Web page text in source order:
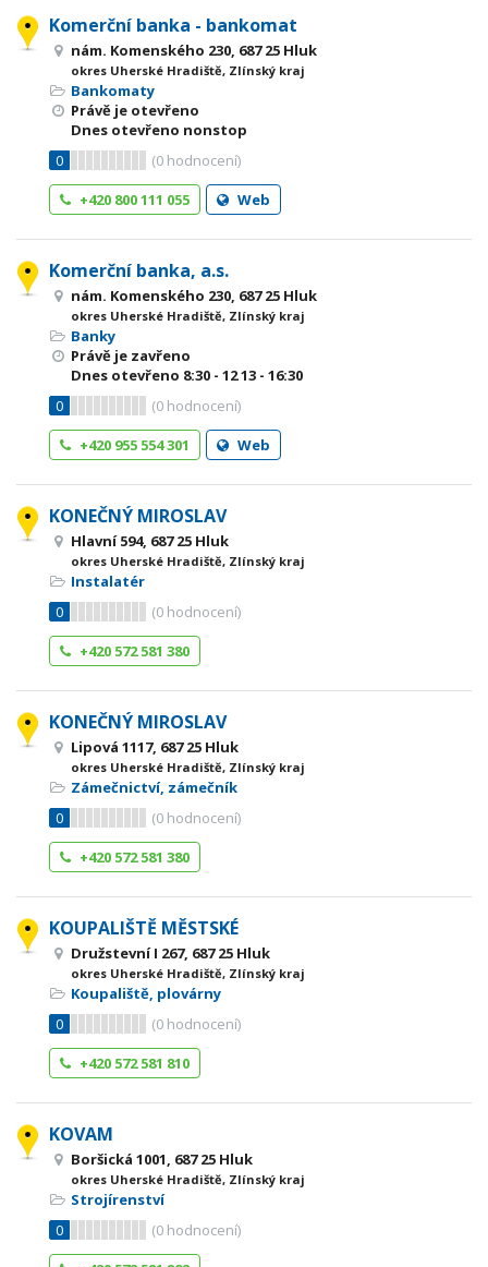
Komerční banka - bankomat
nám. Komenského 230, 687 25 Hluk
okres Uherské Hradiště, Zlínský kraj
Bankomaty
Právě je otevřeno
Dnes otevřeno nonstop
0
(0 hodnocení)
+420 800 111 055
Web
Komerční banka, a.s.
nám. Komenského 230, 687 25 Hluk
okres Uherské Hradiště, Zlínský kraj
Banky
Právě je zavřeno
Dnes otevřeno 8:30 - 1213 - 16:30
0
(0 hodnocení)
+420 955 554 301
Web
KONEČNÝ MIROSLAV
Hlavní 594, 687 25 Hluk
okres Uherské Hradiště, Zlínský kraj
Instalatér
0
(0 hodnocení)
+420 572 581 380
KONEČNÝ MIROSLAV
Lipová 1117, 687 25 Hluk
okres Uherské Hradiště, Zlínský kraj
Zámečnictví, zámečník
0
(0 hodnocení)
+420 572 581 380
KOUPALIŠTĚ MĚSTSKÉ
Družstevní I 267, 687 25 Hluk
okres Uherské Hradiště, Zlínský kraj
Koupaliště, plovárny
0
(0 hodnocení)
+420 572 581 810
KOVAM
Boršická 1001, 687 25 Hluk
okres Uherské Hradiště, Zlínský kraj
Strojírenství
0
(0 hodnocení)